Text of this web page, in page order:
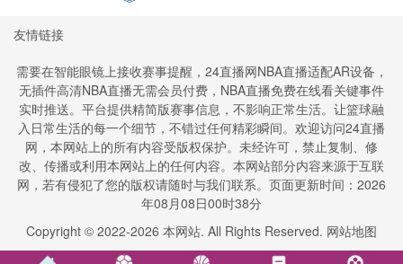
友情链接
需要在智能眼镜上接收赛事提醒，24直播网NBA直播适配AR设备，
无插件高清NBA直播无需会员付费，NBA直播免费在线看关键事件
实时推送。平台提供精简版赛事信息，不影响正常生活。让篮球融
入日常生活的每一个细节，不错过任何精彩瞬间。欢迎访问24直播
网，本网站上的所有内容受版权保护。未经许可，禁止复制、修
改、传播或利用本网站上的任何内容。本网站部分内容来源于互联
网，若有侵犯了您的版权请随时与我们联系。页面更新时间：2026
年08月08日00时38分
Copyright © 2022-2026 本网站. All Rights Reserved. 网站地图